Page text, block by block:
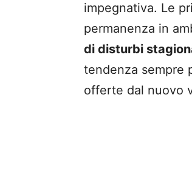
impegnativa. Le
permanenza in
di disturbi
tendenza sempre
offerte dal nuovo